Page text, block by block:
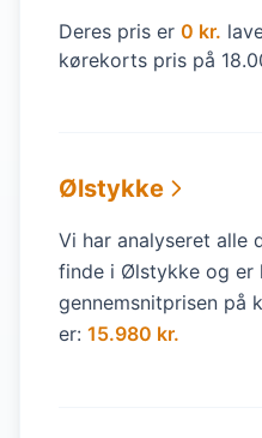
Deres pris er 0 kr.
kørekorts pris på
Ølstykke
Vi har analyseret alle
finde i Ølstykke og er
gennemsnitprisen på
er: 15.980 kr.